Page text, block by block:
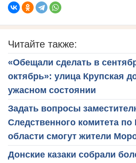
Читайте также:
«Обещали сделать в
октябрь»: улица Крупская
ужасном состоянии
Задать вопросы
Следственного комитета по
области смогут жители
Донские казаки собрали